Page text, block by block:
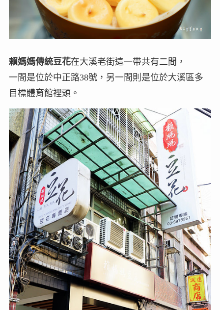
賴媽媽傳統豆花在大溪老街這一帶共有二間，
一間是位於中正路38號，另一間則是位於大溪區多
目標體育館裡頭。